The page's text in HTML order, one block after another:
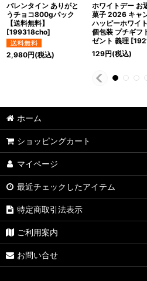
バレンタイン ありがと
うチョコ800gパック
【送料無料】
[199318cho]
2,980円(税込)
ホワイトデー お
菓子 2026 キャ
ハッピーホワイ
個包装 プチギフ
ゼント 義理 [
129円(税込)
ホーム
ショッピングカート
マイページ
最近チェックしたアイテム
特定商取引法表示
ご利用案内
お問い合せ